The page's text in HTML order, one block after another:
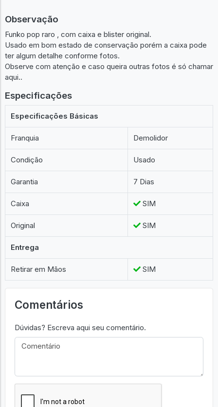
Observação
Funko pop raro , com caixa e blister original.
Usado em bom estado de conservação porém a caixa pode
ter algum detalhe conforme fotos.
Observe com atenção e caso queira outras fotos é só chamar
aqui..
Especificações
Especificações Básicas
Franquia Demolidor
Condição Usado
Garantia 7 Dias
Caixa SIM
Original SIM
Entrega
Retirar em Mãos SIM
Comentários
Dúvidas? Escreva aqui seu comentário.